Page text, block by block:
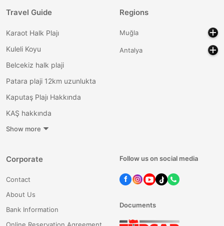
Travel Guide
Karaot Halk Plajı
Kuleli Koyu
Belcekiz halk plaji
Patara plaji 12km uzunlukta
Kaputaş Plajı Hakkında
KAŞ hakkında
Show more
Regions
Muğla
Antalya
Corporate
Contact
About Us
Bank Information
Online Reservation Agreement
Follow us on social media
Documents